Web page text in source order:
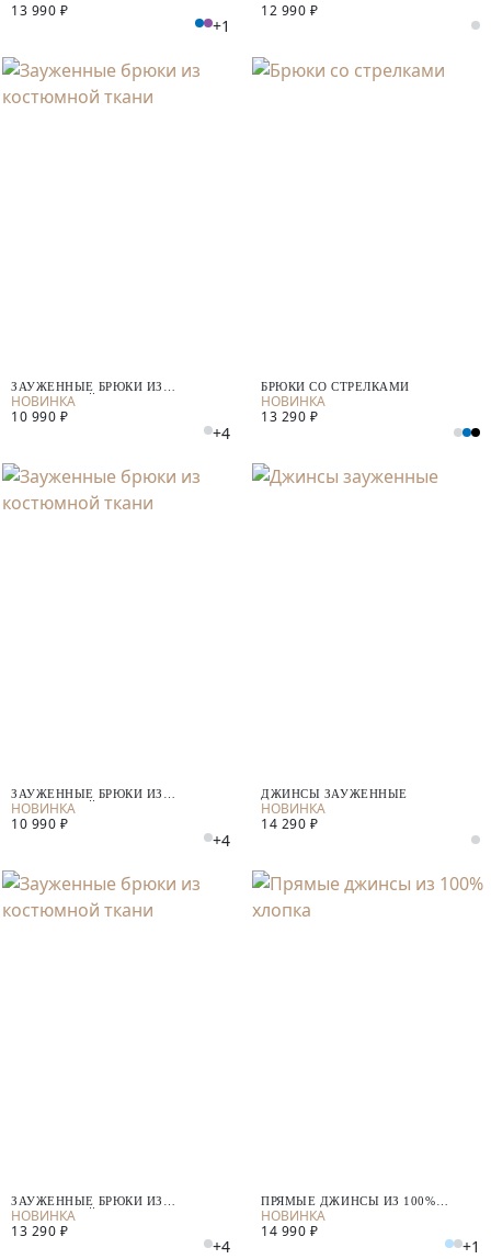
13 990 ₽
+1
12 990 ₽
ЗАУЖЕННЫЕ БРЮКИ ИЗ
КОСТЮМНОЙ ТКАНИ
10 990 ₽
+4
БРЮКИ СО СТРЕЛКАМИ
13 290 ₽
ЗАУЖЕННЫЕ БРЮКИ ИЗ
КОСТЮМНОЙ ТКАНИ
10 990 ₽
+4
ДЖИНСЫ ЗАУЖЕННЫЕ
14 290 ₽
ЗАУЖЕННЫЕ БРЮКИ ИЗ
КОСТЮМНОЙ ТКАНИ
13 290 ₽
+4
ПРЯМЫЕ ДЖИНСЫ ИЗ 100%
ХЛОПКА
14 990 ₽
+1